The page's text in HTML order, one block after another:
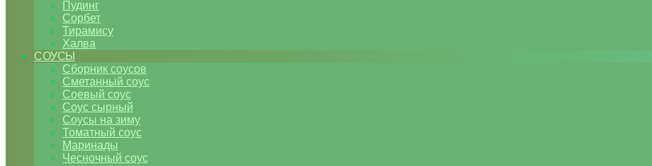
Пудинг
Сорбет
Тирамису
Халва
СОУСЫ
Сборник соусов
Сметанный соус
Соевый соус
Соус сырный
Соусы на зиму
Томатный соус
Маринады
Чесночный соус